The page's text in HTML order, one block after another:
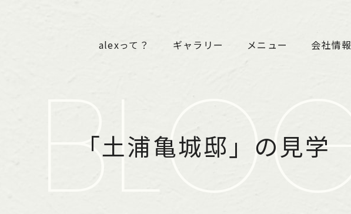
alexって？ ギャラリー メニュー 会社情報
BLOG
「土浦亀城邸」の見学